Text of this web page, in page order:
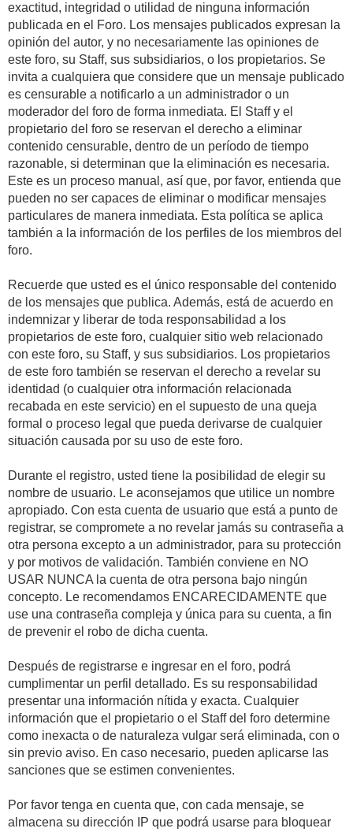
exactitud, integridad o utilidad de ninguna información
publicada en el Foro. Los mensajes publicados expresan la
opinión del autor, y no necesariamente las opiniones de
este foro, su Staff, sus subsidiarios, o los propietarios. Se
invita a cualquiera que considere que un mensaje publicado
es censurable a notificarlo a un administrador o un
moderador del foro de forma inmediata. El Staff y el
propietario del foro se reservan el derecho a eliminar
contenido censurable, dentro de un período de tiempo
razonable, si determinan que la eliminación es necesaria.
Este es un proceso manual, así que, por favor, entienda que
pueden no ser capaces de eliminar o modificar mensajes
particulares de manera inmediata. Esta política se aplica
también a la información de los perfiles de los miembros del
foro.
Recuerde que usted es el único responsable del contenido
de los mensajes que publica. Además, está de acuerdo en
indemnizar y liberar de toda responsabilidad a los
propietarios de este foro, cualquier sitio web relacionado
con este foro, su Staff, y sus subsidiarios. Los propietarios
de este foro también se reservan el derecho a revelar su
identidad (o cualquier otra información relacionada
recabada en este servicio) en el supuesto de una queja
formal o proceso legal que pueda derivarse de cualquier
situación causada por su uso de este foro.
Durante el registro, usted tiene la posibilidad de elegir su
nombre de usuario. Le aconsejamos que utilice un nombre
apropiado. Con esta cuenta de usuario que está a punto de
registrar, se compromete a no revelar jamás su contraseña a
otra persona excepto a un administrador, para su protección
y por motivos de validación. También conviene en NO
USAR NUNCA la cuenta de otra persona bajo ningún
concepto. Le recomendamos ENCARECIDAMENTE que
use una contraseña compleja y única para su cuenta, a fin
de prevenir el robo de dicha cuenta.
Después de registrarse e ingresar en el foro, podrá
cumplimentar un perfil detallado. Es su responsabilidad
presentar una información nítida y exacta. Cualquier
información que el propietario o el Staff del foro determine
como inexacta o de naturaleza vulgar será eliminada, con o
sin previo aviso. En caso necesario, pueden aplicarse las
sanciones que se estimen convenientes.
Por favor tenga en cuenta que, con cada mensaje, se
almacena su dirección IP que podrá usarse para bloquear